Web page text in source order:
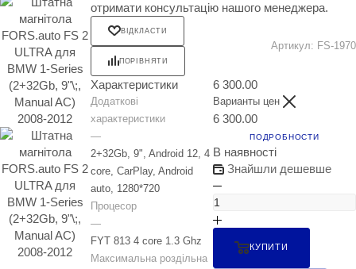
отримати консультацію нашого менеджера.
ВІДКЛАСТИ
ПОРІВНЯТИ
Артикул: FS-1970
Характеристики
Додаткові
характеристики
—
2+32Gb, 9", Android 12, 4
core, CarPlay, Android
auto, 1280*720
Процесор
—
FYT 813 4 core 1.3 Ghz
Максимальна роздільна
6 300.00
Варианты цен
6 300.00
ПОДРОБНОСТИ
В наявності
Знайшли дешевше
КУПИТИ